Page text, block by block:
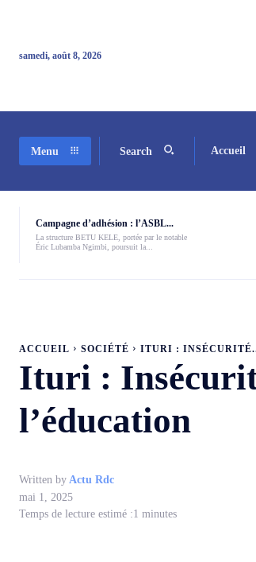
samedi, août 8, 2026
Menu Search Accueil
Campagne d’adhésion : l’ASBL...
La structure BETU KELE, portée par le notable
Éric Lubamba Ngimbi, poursuit la...
ACCUEIL SOCIÉTÉ ITURI :
Ituri :
l’éducation
Written by Actu Rdc
mai 1, 2025
Temps de lecture estimé :1 minutes